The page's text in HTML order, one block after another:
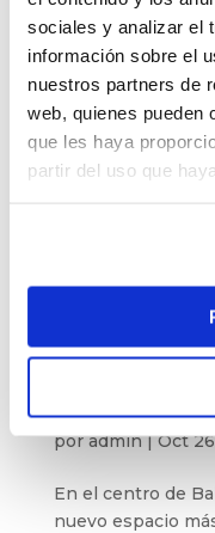
sociales y analizar el
información sobre el
nuestros partners de
web, quienes pueden
que les haya
partir del uso que
centros
poradmin|Oct
En el centro de
nuevo espacio